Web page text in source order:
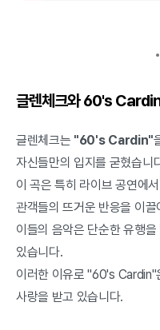
글렌체크와 60's
글렌체크는 "60's Cardin"
자신들만의 입지를 굳혔습니
이 곡은 특히 라이브 공연에
관객들의 뜨거운 반응을 이
이들의 음악은 단순한 유행
있습니다.
이러한 이유로 "60's Cardin"
사랑을 받고 있습니다.